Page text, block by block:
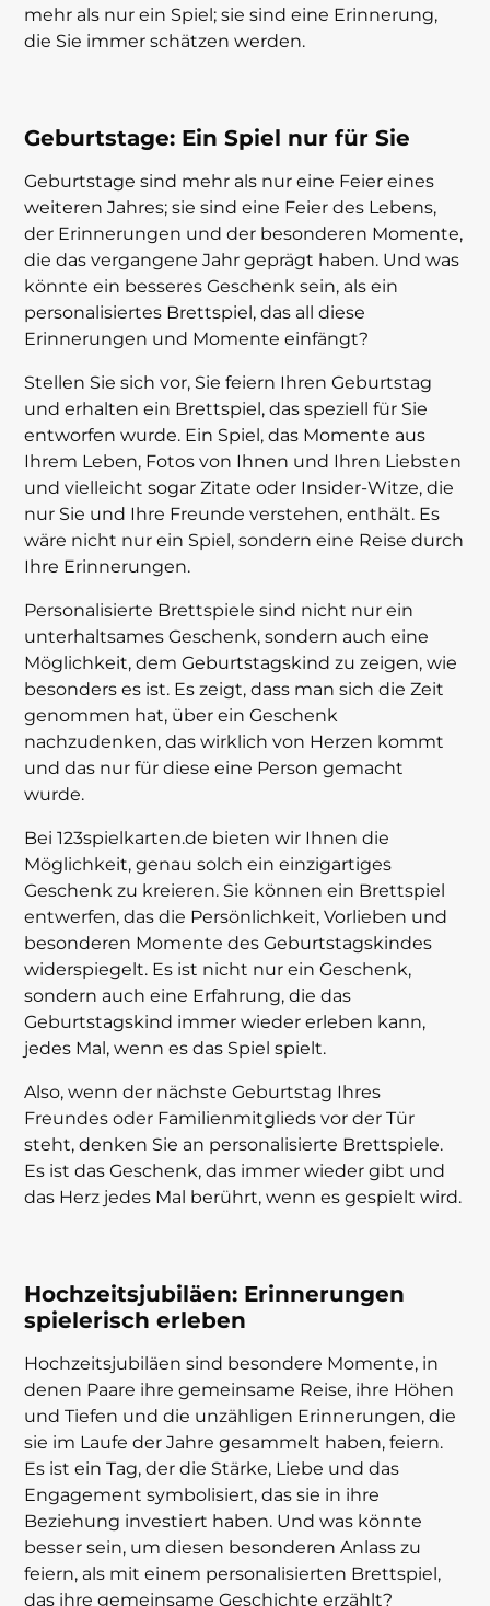
mehr als nur ein Spiel; sie sind eine Erinnerung,
die Sie immer schätzen werden.
Geburtstage: Ein Spiel nur für Sie
Geburtstage sind mehr als nur eine Feier eines
weiteren Jahres; sie sind eine Feier des Lebens,
der Erinnerungen und der besonderen Momente,
die das vergangene Jahr geprägt haben. Und was
könnte ein besseres Geschenk sein, als ein
personalisiertes Brettspiel, das all diese
Erinnerungen und Momente einfängt?
Stellen Sie sich vor, Sie feiern Ihren Geburtstag
und erhalten ein Brettspiel, das speziell für Sie
entworfen wurde. Ein Spiel, das Momente aus
Ihrem Leben, Fotos von Ihnen und Ihren Liebsten
und vielleicht sogar Zitate oder Insider-Witze, die
nur Sie und Ihre Freunde verstehen, enthält. Es
wäre nicht nur ein Spiel, sondern eine Reise durch
Ihre Erinnerungen.
Personalisierte Brettspiele sind nicht nur ein
unterhaltsames Geschenk, sondern auch eine
Möglichkeit, dem Geburtstagskind zu zeigen, wie
besonders es ist. Es zeigt, dass man sich die Zeit
genommen hat, über ein Geschenk
nachzudenken, das wirklich von Herzen kommt
und das nur für diese eine Person gemacht
wurde.
Bei 123spielkarten.de bieten wir Ihnen die
Möglichkeit, genau solch ein einzigartiges
Geschenk zu kreieren. Sie können ein Brettspiel
entwerfen, das die Persönlichkeit, Vorlieben und
besonderen Momente des Geburtstagskindes
widerspiegelt. Es ist nicht nur ein Geschenk,
sondern auch eine Erfahrung, die das
Geburtstagskind immer wieder erleben kann,
jedes Mal, wenn es das Spiel spielt.
Also, wenn der nächste Geburtstag Ihres
Freundes oder Familienmitglieds vor der Tür
steht, denken Sie an personalisierte Brettspiele.
Es ist das Geschenk, das immer wieder gibt und
das Herz jedes Mal berührt, wenn es gespielt wird.
Hochzeitsjubiläen: Erinnerungen
spielerisch erleben
Hochzeitsjubiläen sind besondere Momente, in
denen Paare ihre gemeinsame Reise, ihre Höhen
und Tiefen und die unzähligen Erinnerungen, die
sie im Laufe der Jahre gesammelt haben, feiern.
Es ist ein Tag, der die Stärke, Liebe und das
Engagement symbolisiert, das sie in ihre
Beziehung investiert haben. Und was könnte
besser sein, um diesen besonderen Anlass zu
feiern, als mit einem personalisierten Brettspiel,
das ihre gemeinsame Geschichte erzählt?